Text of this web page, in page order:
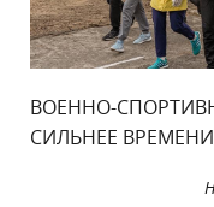
ВОЕННО-
СИЛЬНЕЕ